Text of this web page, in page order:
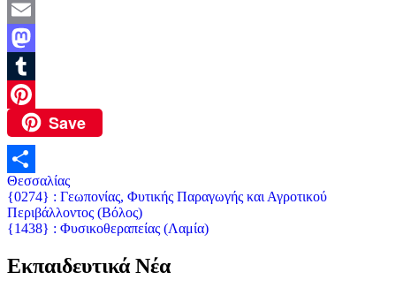
X
Email
Mastodon
Tumblr
PinterestSave
Μοιραστείτε
Θεσσαλίας
Πλοήγηση
άρθρων
{0274} : Γεωπονίας, Φυτικής Παραγωγής και Αγροτικού
Περιβάλλοντος (Βόλος)
{1438} : Φυσικοθεραπείας (Λαμία)
Εκπαιδευτικά Νέα